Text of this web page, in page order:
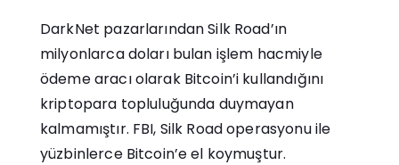
DarkNet pazarlarından Silk Road’ın
milyonlarca doları bulan işlem hacmiyle
ödeme aracı olarak Bitcoin’i kullandığını
kriptopara topluluğunda duymayan
kalmamıştır. FBI, Silk Road operasyonu ile
yüzbinlerce Bitcoin’e el koymuştur.